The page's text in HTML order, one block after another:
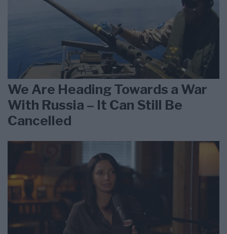
We Are Heading Towards a War
With Russia – It Can Still Be
Cancelled